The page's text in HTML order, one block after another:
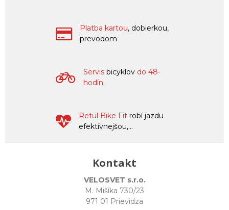
Platba kartou, dobierkou,
prevodom
Servis bicyklov do 48-
hodín
Retül Bike Fit robí jazdu
efektívnejšou,...
Kontakt
VELOSVET s.r.o.
M. Mišíka 730/23
971 01 Prievidza